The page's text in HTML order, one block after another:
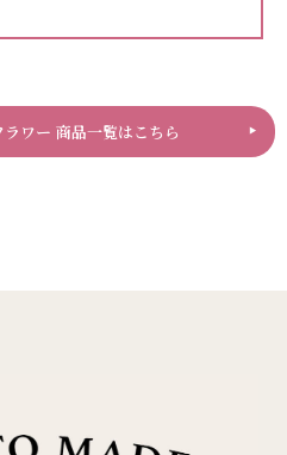
ワー 商品一覧はこちら